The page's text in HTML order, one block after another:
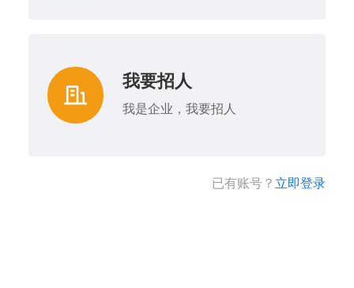
我要招人
我是企业，我要招人
已有账号？ 立即登录